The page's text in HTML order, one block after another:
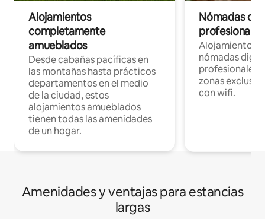
Alojamientos
completamente
amueblados
Desde cabañas pacíficas en
las montañas hasta prácticos
departamentos en el medio
de la ciudad, estos
alojamientos amueblados
tienen todas las amenidades
de un hogar.
Nómadas
Alojamientos
nómadas
profesionales
zonas
con wifi.
Amenidades y ventajas para estancias
largas